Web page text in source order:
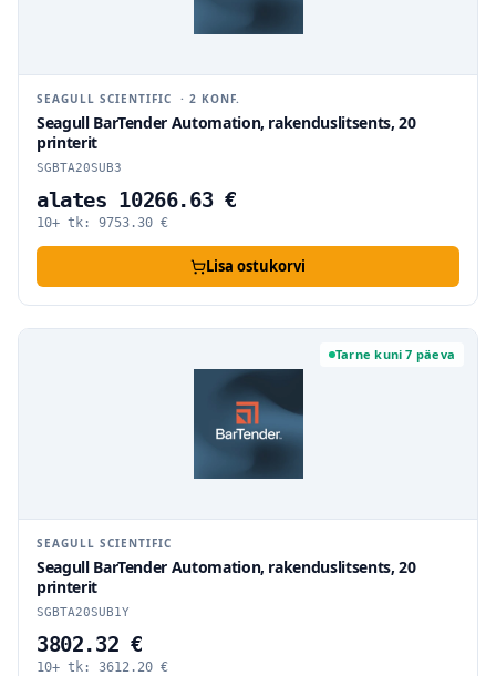
SEAGULL SCIENTIFIC · 2 KONF.
Seagull BarTender Automation, rakenduslitsents, 20
printerit
SGBTA20SUB3
alates 10266.63 €
10+ tk: 9753.30 €
Lisa ostukorvi
Tarne kuni 7 päeva
SEAGULL SCIENTIFIC
Seagull BarTender Automation, rakenduslitsents, 20
printerit
SGBTA20SUB1Y
3802.32 €
10+ tk: 3612.20 €